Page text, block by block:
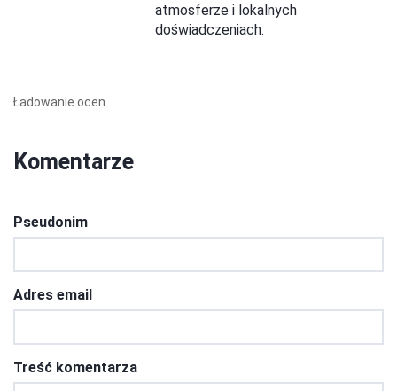
atmosferze i lokalnych
doświadczeniach.
Ładowanie ocen...
Komentarze
Pseudonim
Adres email
Treść komentarza